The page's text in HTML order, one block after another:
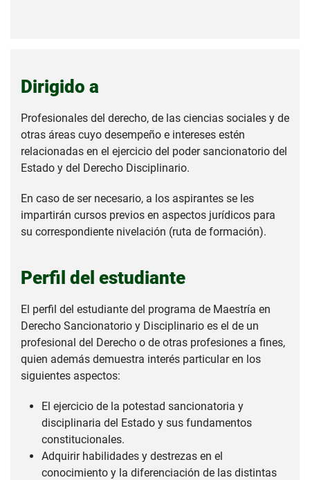
Dirigido a
Profesionales del derecho, de las ciencias sociales y de
otras áreas cuyo desempeño e intereses estén
relacionadas en el ejercicio del poder sancionatorio del
Estado y del Derecho Disciplinario.
En caso de ser necesario, a los aspirantes se les
impartirán cursos previos en aspectos jurídicos para
su correspondiente nivelación (ruta de formación).
Perfil del estudiante
El perfil del estudiante del programa de Maestría en
Derecho Sancionatorio y Disciplinario es el de un
profesional del Derecho o de otras profesiones a fines,
quien además demuestra interés particular en los
siguientes aspectos:
El ejercicio de la potestad sancionatoria y
disciplinaria del Estado y sus fundamentos
constitucionales.
Adquirir habilidades y destrezas en el
conocimiento y la diferenciación de las distintas